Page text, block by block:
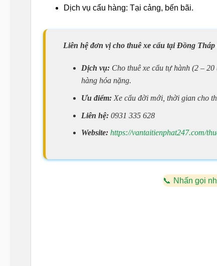
Dịch vụ cẩu hàng: Tại cảng, bến bãi.
Liên hệ đơn vị cho thuê xe cẩu tại Đồng
Dịch vụ:Cho thuê xe cẩu tự hành (2 –
hàng hóa nặng.
Ưu điểm:Xe cẩu đời mới, thời gian cho
Liên hệ:0931 335 628
Website: https://vantaitienphat247.com/
Nhấn gọi